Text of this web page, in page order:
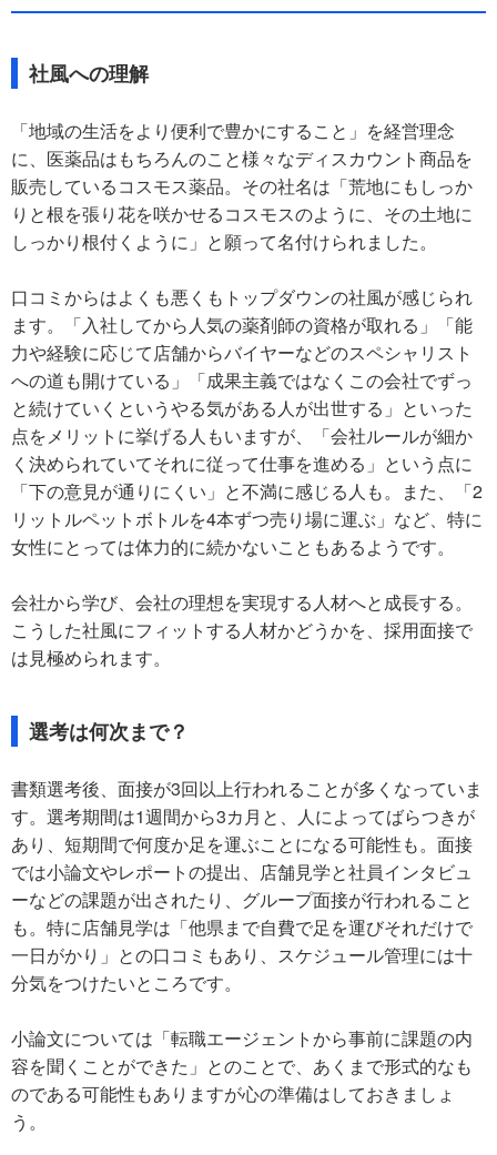
社風への理解
「地域の生活をより便利で豊かにすること」を経営理念
に、医薬品はもちろんのこと様々なディスカウント商品を
販売しているコスモス薬品。その社名は「荒地にもしっか
りと根を張り花を咲かせるコスモスのように、その土地に
しっかり根付くように」と願って名付けられました。
口コミからはよくも悪くもトップダウンの社風が感じられ
ます。「入社してから人気の薬剤師の資格が取れる」「能
力や経験に応じて店舗からバイヤーなどのスペシャリスト
への道も開けている」「成果主義ではなくこの会社でずっ
と続けていくというやる気がある人が出世する」といった
点をメリットに挙げる人もいますが、「会社ルールが細か
く決められていてそれに従って仕事を進める」という点に
「下の意見が通りにくい」と不満に感じる人も。また、「2
リットルペットボトルを4本ずつ売り場に運ぶ」など、特に
女性にとっては体力的に続かないこともあるようです。
会社から学び、会社の理想を実現する人材へと成長する。
こうした社風にフィットする人材かどうかを、採用面接で
は見極められます。
選考は何次まで？
書類選考後、面接が3回以上行われることが多くなっていま
す。選考期間は1週間から3カ月と、人によってばらつきが
あり、短期間で何度か足を運ぶことになる可能性も。面接
では小論文やレポートの提出、店舗見学と社員インタビュ
ーなどの課題が出されたり、グループ面接が行われること
も。特に店舗見学は「他県まで自費で足を運びそれだけで
一日がかり」との口コミもあり、スケジュール管理には十
分気をつけたいところです。
小論文については「転職エージェントから事前に課題の内
容を聞くことができた」とのことで、あくまで形式的なも
のである可能性もありますが心の準備はしておきましょ
う。